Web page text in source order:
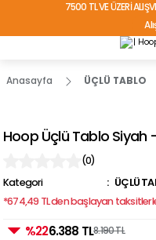
7500 TL VE ÜZERİ
TÜRKİYE'NİN
Anasayfa ÜÇLÜ TABLO
Hoop Üçlü Tablo Siyah
(0)
Kategori
ÜÇLÜ
*674,49 TL den başlayan
%226.388 TL8.190 TL